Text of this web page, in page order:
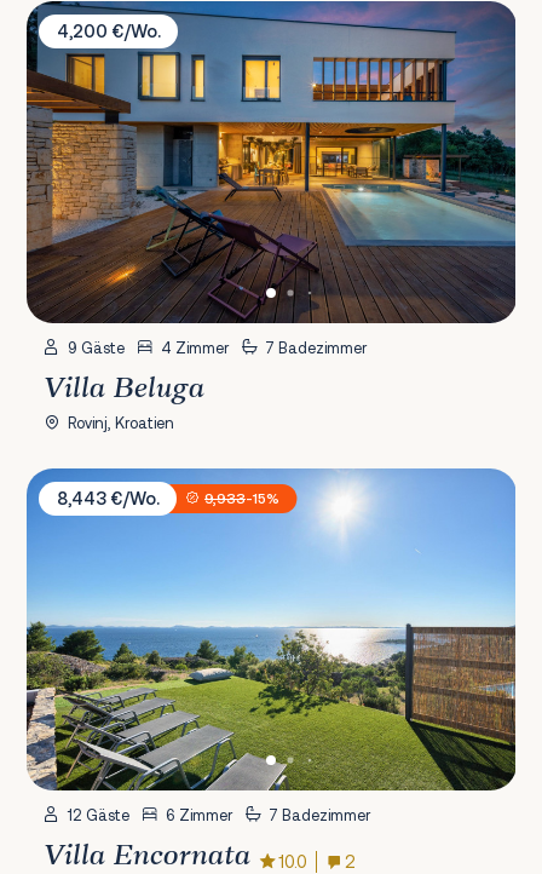
Villa Beluga
4,200 €/Wo.
9 Gäste 4 Zimmer 7 Badezimmer
Villa Beluga
Rovinj, Kroatien
Villa Encornata
8,443 €/Wo.
9,933-15%
12 Gäste 6 Zimmer 7 Badezimmer
Villa Encornata 10.0 2